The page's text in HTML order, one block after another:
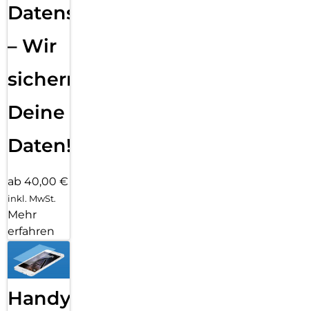
Datensicherung
– Wir
sichern
Deine
Daten!
ab 40,00 €
inkl. MwSt.
Mehr
erfahren
Handy